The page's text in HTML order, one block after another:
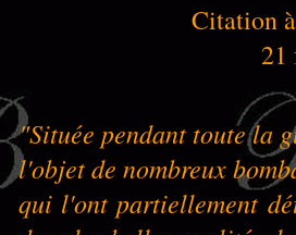
Citation
21
"Située pendant toute la
l'objet de nombreux
qui l'ont partiellement